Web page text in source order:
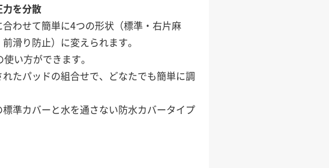
を分散
わせて簡単に4つの形状（標準・右片麻
滑り防止）に変えられます。
い方ができます。
たパッドの組合せで、どなたでも簡単に調
準カバーと水を通さない防水カバータイプ